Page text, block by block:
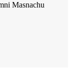
Masnachu